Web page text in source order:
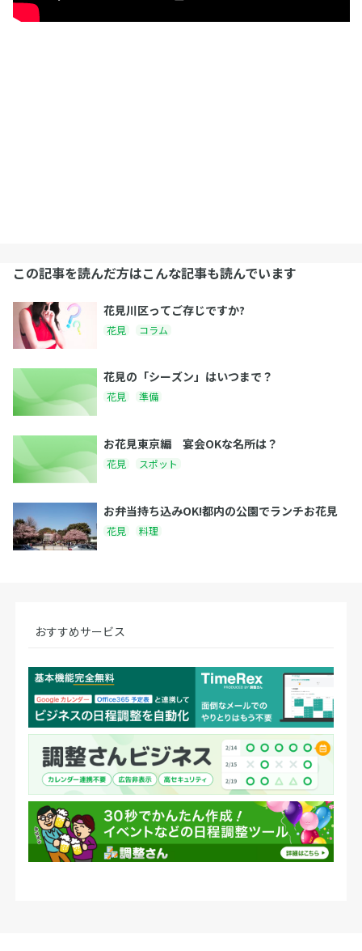
この記事を読んだ方はこんな記事も読んでいます
花見川区ってご存じですか?
花見 コラム
花見の「シーズン」はいつまで？
花見 準備
お花見東京編 宴会OKな名所は？
花見 スポット
お弁当持ち込みOK!都内の公園でランチお花見
花見 料理
おすすめサービス